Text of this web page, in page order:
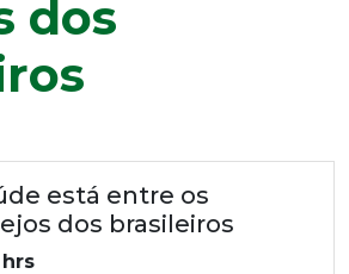
dos
está entre os
dos brasileiros